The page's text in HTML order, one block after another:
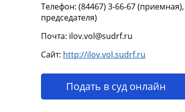
Телефон: (84467) 3-66-67
председателя)
Почта: ilov.vol@sudrf.ru
Сайт: http://ilov.vol.sudrf.ru
Подать в суд онлайн